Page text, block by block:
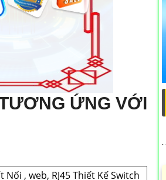
ỨNG VỚI
Nối , web, RJ45 Thiết Kế Switch